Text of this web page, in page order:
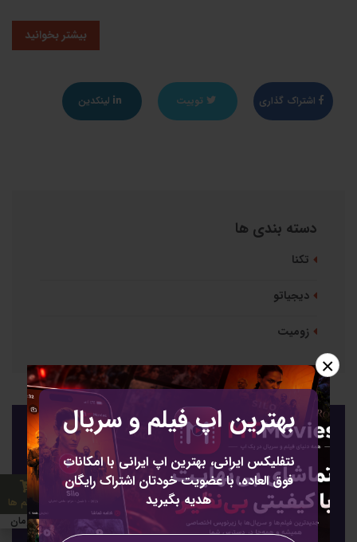
بهترین اپ فیلم و سریال
نتفلیکس ایرانی، بهترین اپ ایرانی با امکانات
فوق العاده. با عضویت خودتان اشتراک رایگان
هدیه بگیرید
×
بیشتر بخوانید
اشتراک گذاری توییت لینکدین
دسته بندی ها
تکنا
دیجیاتو
زومیت
عضویت
عضویت برای خبرنامه
0 تومان